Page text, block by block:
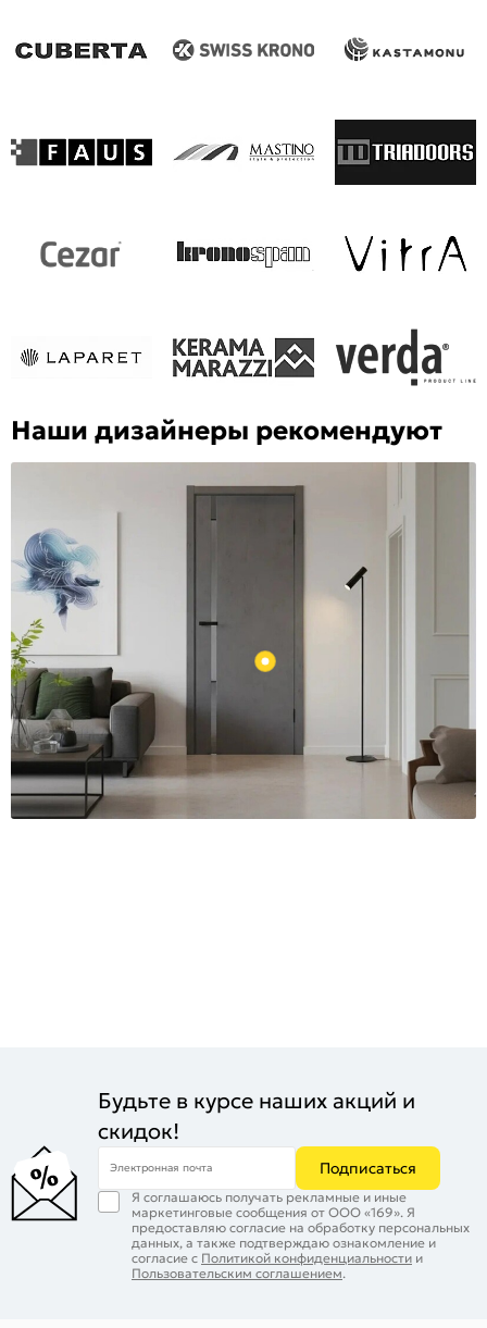
Наши дизайнеры рекомендуют
Будьте в курсе наших акций и
скидок!
Электронная почта Подписаться
Я соглашаюсь получать рекламные и иные
маркетинговые сообщения от ООО «169». Я
предоставляю согласие на обработку персональных
данных, а также подтверждаю ознакомление и
согласие с Политикой конфиденциальности и
Пользовательским соглашением.